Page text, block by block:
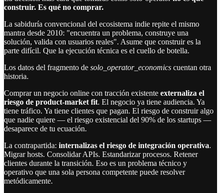
construir. Es qué no comprar.
La sabiduría convencional del ecosistema indie repite el mismo
mantra desde 2010: "encuentra un problema, construye una
solución, valida con usuarios reales". Asume que construir es la
parte difícil. Que la ejecución técnica es el cuello de botella.
Los datos del fragmento de solo_operator_economics cuentan otra
historia.
Comprar un negocio online con tracción existente externaliza el
riesgo de product-market fit. El negocio ya tiene audiencia. Ya
tiene tráfico. Ya tiene clientes que pagan. El riesgo de construir algo
que nadie quiere — el riesgo existencial del 90% de los startups —
desaparece de tu ecuación.
La contrapartida: internalizas el riesgo de integración operativa.
Migrar hosts. Consolidar APIs. Estandarizar procesos. Retener
clientes durante la transición. Eso es un problema técnico y
operativo que una sola persona competente puede resolver
metódicamente.